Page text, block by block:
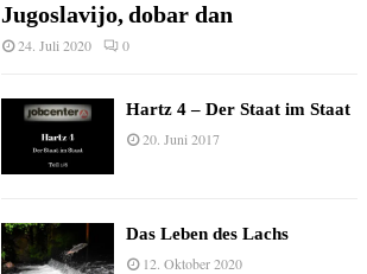
Jugoslavijo, dobar dan
24. Juli 2020 0
Hartz 4 – Der Staat im Staat
20. Juni 2017
Das Leben des Lachs
12. Oktober 2020